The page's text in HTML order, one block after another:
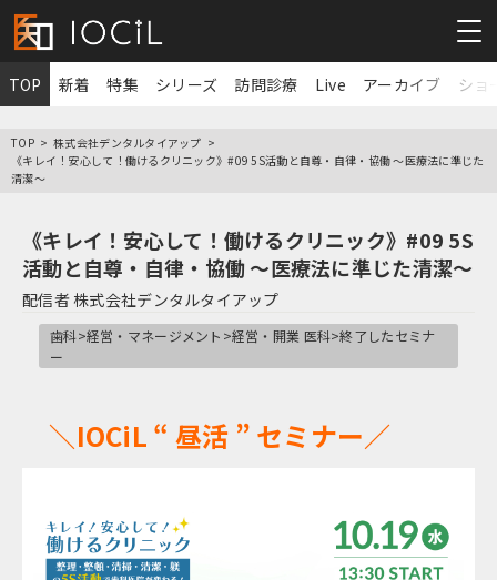
TOP 新着 特集 シリーズ 訪問診療 Live アーカイブ ショ
TOP
株式会社デンタルタイアップ
《キレイ！安心して！働けるクリニック》#09 5S活動と自尊・自律・協働 ～医療法に準じた
清潔～
《キレイ！安心して！働けるクリニック》#09 5S
活動と自尊・自律・協働 ～医療法に準じた清潔～
配信者株式会社デンタルタイアップ
歯科>経営・マネージメント>経営・開業 医科>終了したセミナ
ー
＼IOCiL “ 昼活 ” セミナー／